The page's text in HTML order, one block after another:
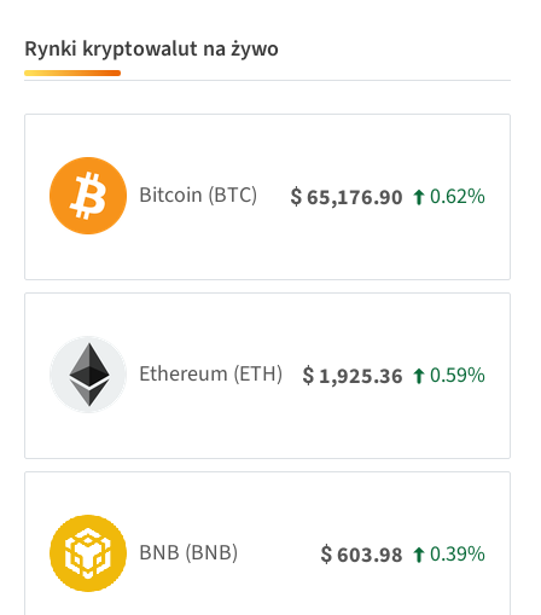
Rynki kryptowalut na żywo
Bitcoin (BTC) $65,176.90 0.62%
Ethereum (ETH) $ 1,925.36 0.59%
BNB (BNB) $603.98 0.39%